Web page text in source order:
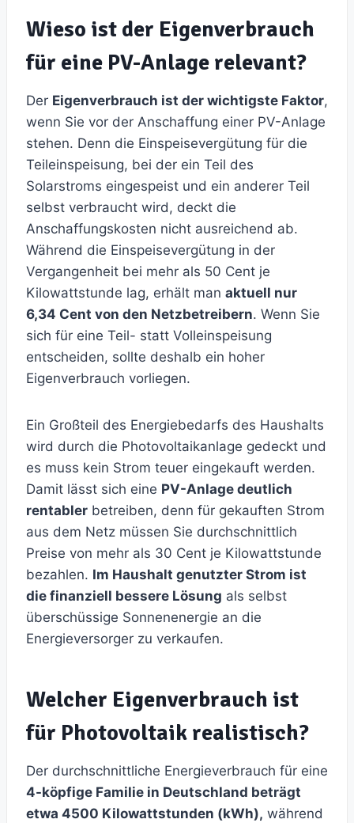
Wieso ist der Eigenverbrauch
für eine PV-Anlage relevant?
Der Eigenverbrauch ist der wichtigste Faktor,
wenn Sie vor der Anschaffung einer PV-Anlage
stehen. Denn die Einspeisevergütung für die
Teileinspeisung, bei der ein Teil des
Solarstroms eingespeist und ein anderer Teil
selbst verbraucht wird, deckt die
Anschaffungskosten nicht ausreichend ab.
Während die Einspeisevergütung in der
Vergangenheit bei mehr als 50 Cent je
Kilowattstunde lag, erhält man aktuell nur
6,34 Cent von den Netzbetreibern. Wenn Sie
sich für eine Teil- statt Volleinspeisung
entscheiden, sollte deshalb ein hoher
Eigenverbrauch vorliegen.
Ein Großteil des Energiebedarfs des Haushalts
wird durch die Photovoltaikanlage gedeckt und
es muss kein Strom teuer eingekauft werden.
Damit lässt sich eine PV-Anlage deutlich
rentabler betreiben, denn für gekauften Strom
aus dem Netz müssen Sie durchschnittlich
Preise von mehr als 30 Cent je Kilowattstunde
bezahlen. Im Haushalt genutzter Strom ist
die finanziell bessere Lösung als selbst
überschüssige Sonnenenergie an die
Energieversorger zu verkaufen.
Welcher Eigenverbrauch ist
für Photovoltaik realistisch?
Der durchschnittliche Energieverbrauch für eine
4-köpfige Familie in Deutschland beträgt
etwa 4500 Kilowattstunden (kWh), während